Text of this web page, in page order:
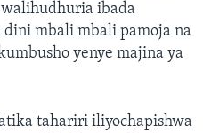
ibada
mbali mbali pamoja na
yenye majina ya
tahariri iliyochapishwa